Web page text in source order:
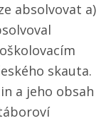
absolvovat a)
skauta.
a jeho obsah